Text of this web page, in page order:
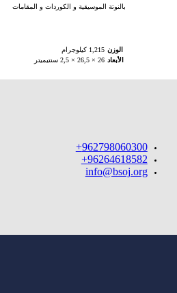
بالنوتة الموسيقية و الكوردات و المقامات
الوزن 1,215 كيلوجرام
الأبعاد 26 × 26,5 × 2,5 سنتيميتر
962798060300+
96264618582+
info@bsoj.org